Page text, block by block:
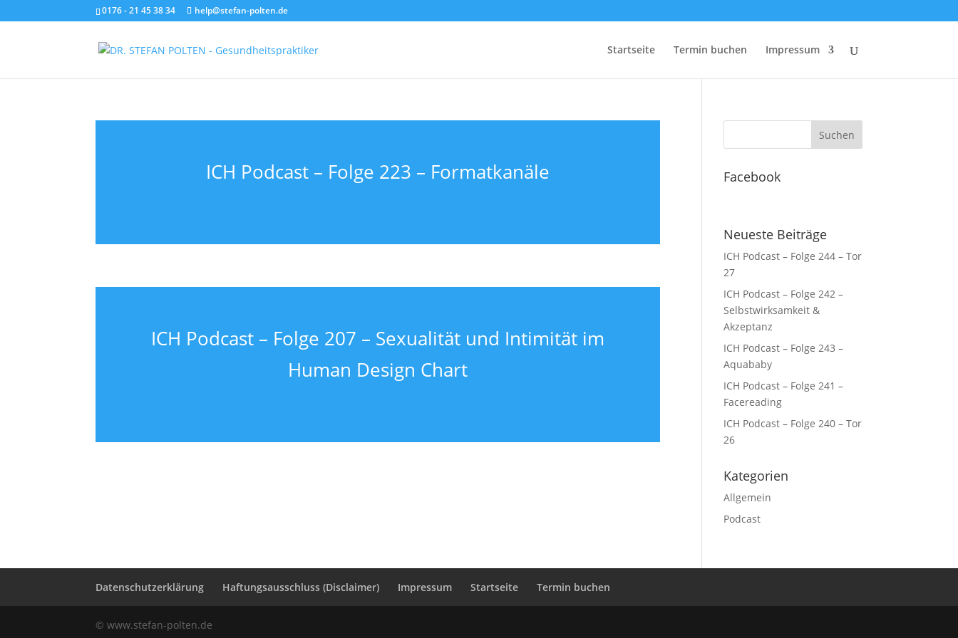
0176 - 21 45 38 34 help@stefan-polten.de
Startseite Termin buchen Impressum
ICH Podcast – Folge 223 – Formatkanäle
ICH Podcast – Folge 207 – Sexualität und Intimität im
Human Design Chart
Facebook
Neueste Beiträge
ICH Podcast – Folge 244 – Tor
27
ICH Podcast – Folge 242 –
Selbstwirksamkeit &
Akzeptanz
ICH Podcast – Folge 243 –
Aquababy
ICH Podcast – Folge 241 –
Facereading
ICH Podcast – Folge 240 – Tor
26
Kategorien
Allgemein
Podcast
Datenschutzerklärung Haftungsausschluss (Disclaimer) Impressum Startseite Termin buchen
© www.stefan-polten.de